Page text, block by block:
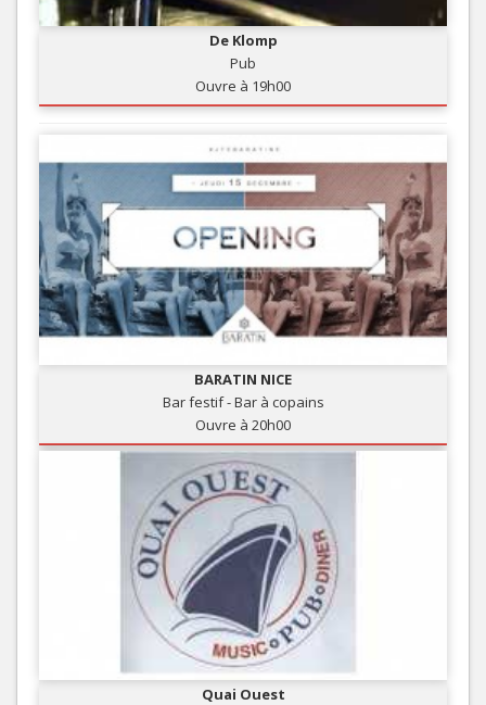
De Klomp
Pub
Ouvre à 19h00
BARATIN NICE
Bar festif - Bar à copains
Ouvre à 20h00
Quai Ouest